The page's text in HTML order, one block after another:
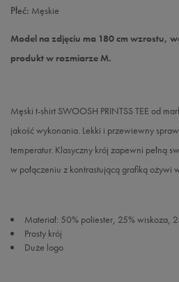
Płeć: Męskie
Model na zdjęciu ma 180 cm wzrostu,
produkt w rozmiarze M.
Męski t-shirt SWOOSH PRINTSS TEE od
jakość wykonania. Lekki i przewiewny
temperatur. Klasyczny krój zapewni pełną
w połączeniu z kontrastującą grafiką ożywi
Materiał: 50% poliester, 25% wiskoza,
Prosty krój
Duże logo